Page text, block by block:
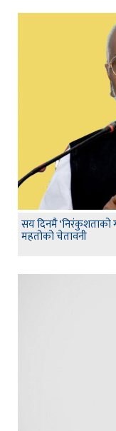
सय दिनमै ‘निरंकुशताको
महतोको चेतावनी